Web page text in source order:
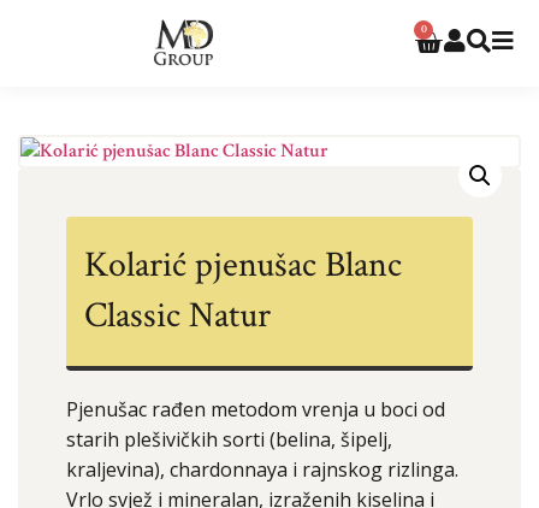
0
Kolarić pjenušac Blanc
Classic Natur
Pjenušac rađen metodom vrenja u boci od
starih plešivičkih sorti (belina, šipelj,
kraljevina), chardonnaya i rajnskog rizlinga.
Vrlo svjež i mineralan, izraženih kiselina i